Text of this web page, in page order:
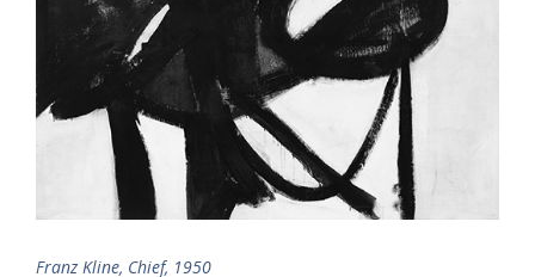
Franz Kline, Chief, 1950